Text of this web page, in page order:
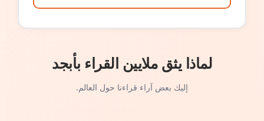
لماذا يثق ملايين القراء بأبجد
إليك بعض آراء قراءنا حول العالم.